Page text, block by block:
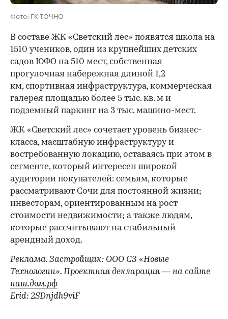
Фото: ГК ТОЧНО
00:00
В составе ЖК «Светский лес» появятся школа на
1510 учеников, один из крупнейших детских
садов ЮФО на 510 мест, собственная
прогулочная набережная длиной 1,2
км, спортивная инфраструктура, коммерческая
галерея площадью более 5 тыс. кв. м и
подземный паркинг на 3 тыс. машино-мест.
ЖК «Светский лес» сочетает уровень бизнес-
класса, масштабную инфраструктуру и
востребованную локацию, оставаясь при этом в
сегменте, который интересен широкой
аудитории покупателей: семьям, которые
рассматривают Сочи для постоянной жизни;
инвесторам, ориентированным на рост
стоимости недвижимости; а также людям,
которые рассчитывают на стабильный
арендный доход.
Реклама. Застройщик: ООО СЗ «Новые
Технологии». Проектная декларация — на сайте
наш.дом.рф
Erid: 2SDnjdh9viF